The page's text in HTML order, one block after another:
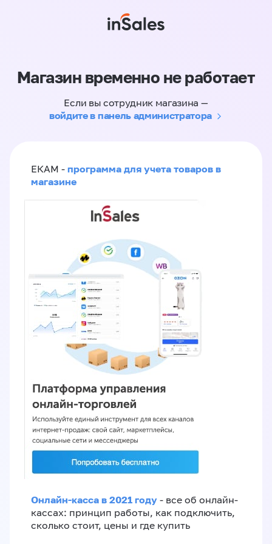
Магазин временно не работает
Если вы сотрудник магазина —
войдите в панель администратора
ЕКАМ - программа для учета товаров в
магазине
Онлайн-касса в 2021 году - все об онлайн-
кассах: принцип работы, как подключить,
сколько стоит, цены и где купить